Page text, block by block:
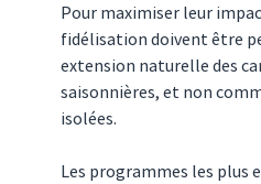
Pour maximiser leur
fidélisation doivent être
extension naturelle des
saisonnières, et non
isolées.
Les programmes les plus